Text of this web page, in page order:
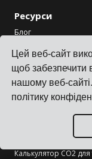
Цей веб-сайт
щоб забезпечити
нашому веб-
політику
Ресурси
Блог
Відгуки
Інтеграції з
Інтеграції з ERP
Партнери
Інструменти
Калькулятор CO2